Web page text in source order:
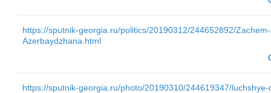
https://sputnik-georgia.ru/politics/20190312/244652892/
Azerbaydzhana.html
https://sputnik-georgia.ru/photo/20190310/244619347/